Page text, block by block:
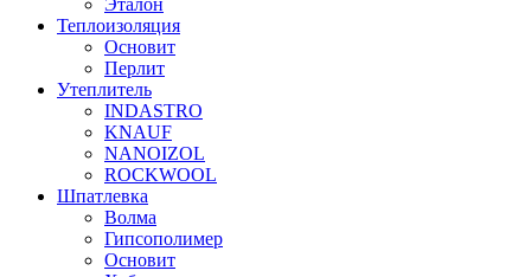
Теплоизоляция
Основит
Перлит
Утеплитель
INDASTRO
KNAUF
NANOIZOL
ROCKWOOL
Шпатлевка
Волма
Гипсополимер
Основит